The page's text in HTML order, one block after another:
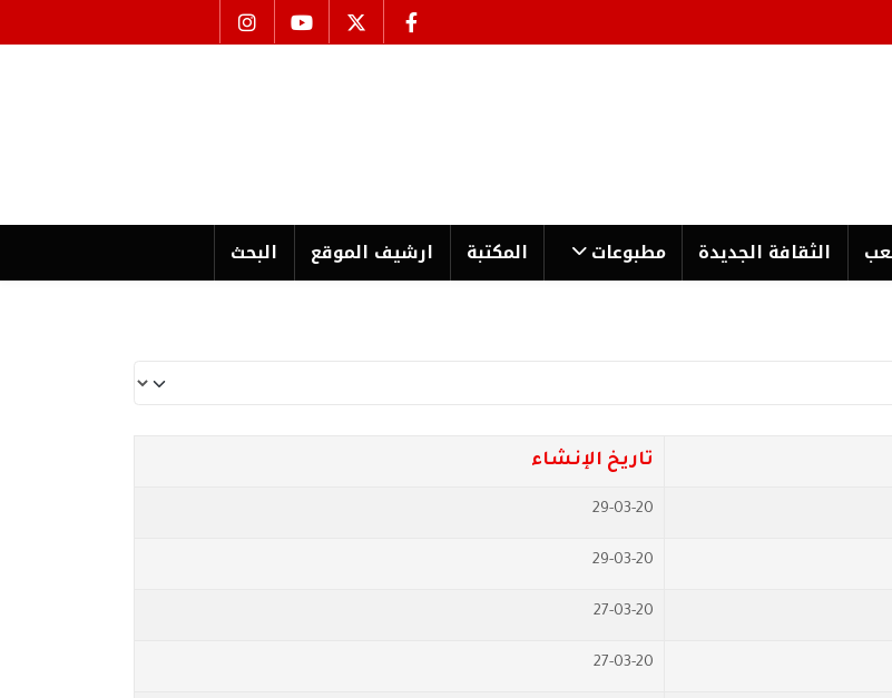
الثقافة الجدیدة مطبوعات المكتبة ارشیف الموقع البحث
تاريخ الإنشاء
29-03-20
29-03-20
27-03-20
27-03-20